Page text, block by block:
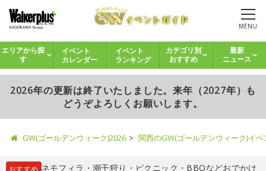
MENU
エリアから探
す
イベント
カレンダー
イベント
ランキング
カテゴリ別
おすすめ
最新
ニュース
2026年の更新は終了いたしました。来年（2027年）も
どうぞよろしくお願いします。
GW(ゴールデンウィーク)2026 関西のGW(ゴールデンウィーク)イ
おすすめ ネモフィラ ・ 潮干狩り ・ ピクニック ・ BBQなどおでかけ